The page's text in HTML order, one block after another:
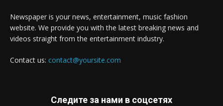
Newspaper is your news, entertainment, music fashion
website. We provide you with the latest breaking news and
videos straight from the entertainment industry.
Contact us: contact@yoursite.com
Следите за нами в соцсетях